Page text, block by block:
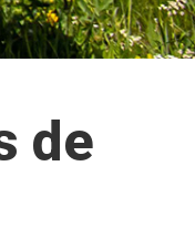
de